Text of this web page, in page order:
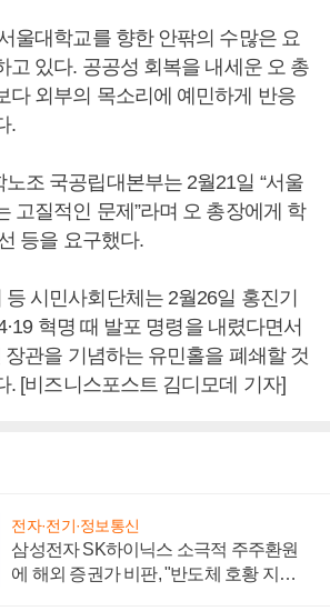
울대학교를 향한 안팎의 수많은 요
고 있다. 공공성 회복을 내세운 오 총
다 외부의 목소리에 예민하게 반응
.
조 국공립대본부는 2월21일 “서울
고질적인 문제”라며 오 총장에게 학
등을 요구했다.
시민사회단체는 2월26일 홍진기
혁명 때 발포 명령을 내렸다면서
장관을 기념하는 유민홀을 폐쇄할 것
. [비즈니스포스트 김디모데 기자]
전자·전기·정보통신
삼성전자 SK하이닉스 소극적 주주환원
에 해외 증권가 비판, "반도체 호황 지속